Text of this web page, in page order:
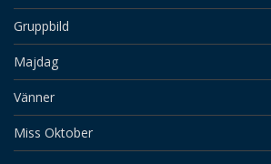
Gruppbild
Majdag
Vänner
Miss Oktober